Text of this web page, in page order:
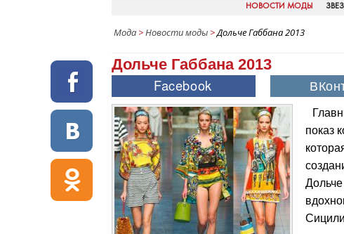
НОВОСТИ МОДЫ
Мода >Новости моды >Дольче Габбана 2013
Дольче Габбана 2013
показ